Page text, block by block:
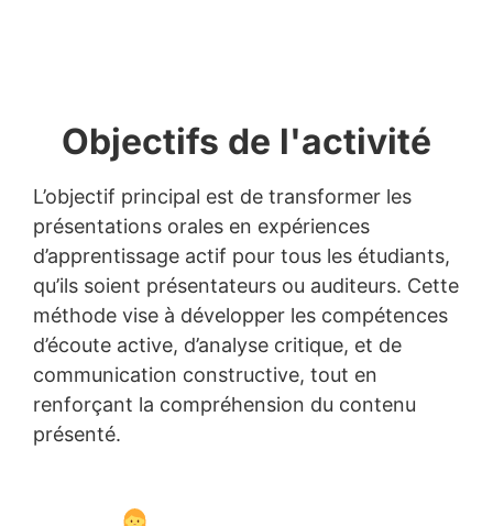
Objectifs de l'activité
L’objectif principal est de transformer les
présentations orales en expériences
d’apprentissage actif pour tous les étudiants,
qu’ils soient présentateurs ou auditeurs. Cette
méthode vise à développer les compétences
d’écoute active, d’analyse critique, et de
communication constructive, tout en
renforçant la compréhension du contenu
présenté.